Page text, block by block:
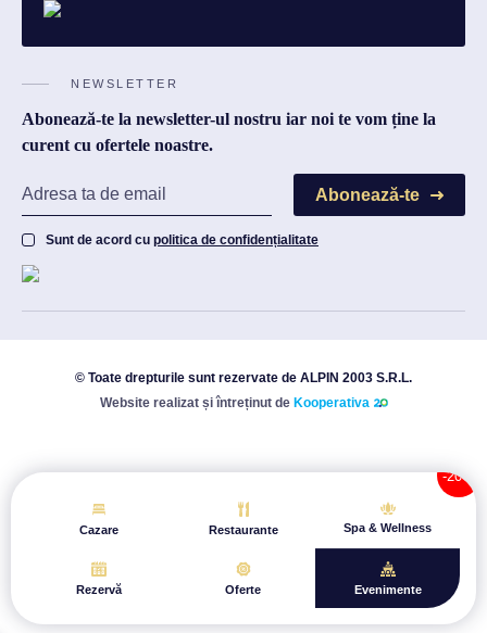
NEWSLETTER
Abonează-te la newsletter-ul nostru iar noi te vom ține la
curent cu ofertele noastre.
Abonează-te
Sunt de acord cu politica de confidențialitate
© Toate drepturile sunt rezervate de ALPIN 2003 S.R.L.
Website realizat și întreținut de Kooperativa
Cazare Restaurante Spa & Wellness
Rezervă Oferte Evenimente